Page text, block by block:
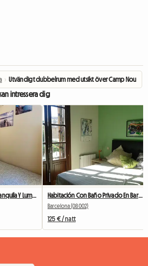
› Utvändigt dubbelrum med utsikt över Camp Nou
intressera dig
Habitación Individual Tranquila Y Luminosa Habitación Con Baño Privado En Barrio Gótico
Barcelona (08002)
125 € / natt